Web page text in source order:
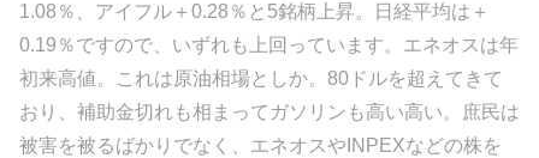
1.08％、アイフル＋0.28％と5銘柄上昇。日経平均は＋
0.19％ですので、いずれも上回っています。エネオスは年
初来高値。これは原油相場としか。80ドルを超えてきて
おり、補助金切れも相まってガソリンも高い高い。庶民は
被害を被るばかりでなく、エネオスやINPEXなどの株を